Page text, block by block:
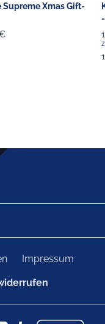
Supreme Xmas Gift-
Impressum